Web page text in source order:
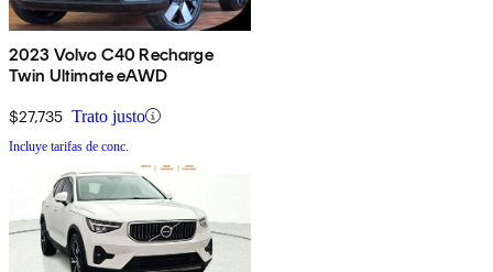
2023 Volvo C40 Recharge
Twin Ultimate eAWD
$27,735 Trato justo
Incluye tarifas de conc.